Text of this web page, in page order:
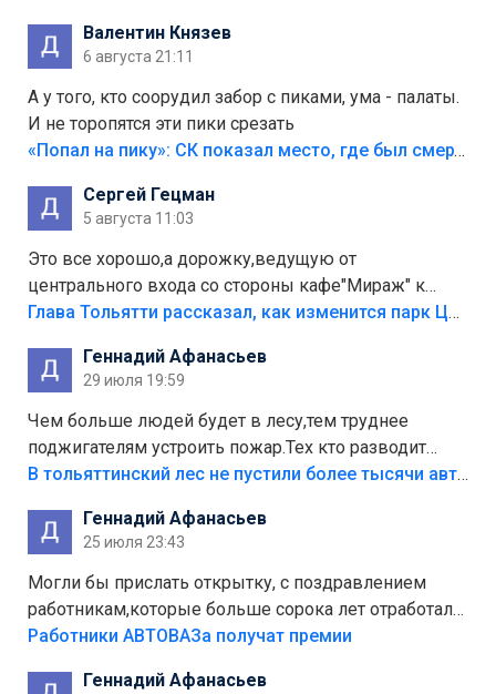
Валентин Князев
6 августа 21:11
А у того, кто соорудил забор с пиками, ума - палаты.
И не торопятся эти пики срезать
«Попал на пику»: СК показал место, где был смертельно травмирован ребенок в Тольятти
Сергей Гецман
5 августа 11:03
Это все хорошо,а дорожку,ведущую от
центрального входа со стороны кафе"Мираж" к
аттракционам слабо доделать?А то бордюры
лежала в парке и испортилась.Да еще,видимо,часть
украли.
Глава Тольятти рассказал, как изменится парк Центрального района
Геннадий Афанасьев
29 июля 19:59
Чем больше людей будет в лесу,тем труднее
поджигателям устроить пожар.Тех кто разводит
костры,тех надо безбожно штрафовать.Камер полно
Штрафы мизерные.
В тольяттинский лес не пустили более тысячи автомобилей
Геннадий Афанасьев
25 июля 23:43
Могли бы прислать открытку, с поздравлением
работникам,которые больше сорока лет отработали
на предприятии.
Работники АВТОВАЗа получат премии
Геннадий Афанасьев